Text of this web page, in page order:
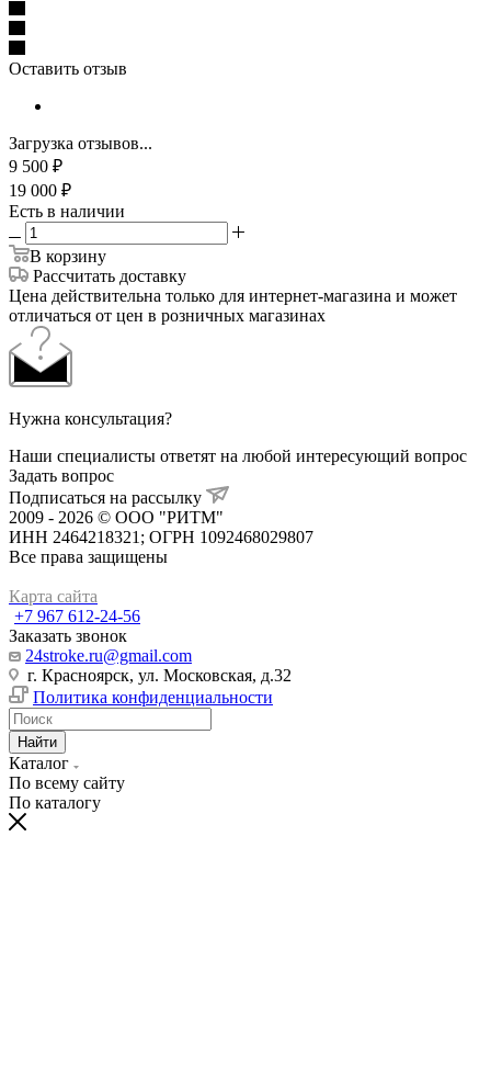
Оставить отзыв
Загрузка отзывов...
9 500 ₽
19 000 ₽
Есть в наличии
В корзину
Рассчитать доставку
Цена действительна только для интернет-магазина и может
отличаться от цен в розничных магазинах
Нужна консультация?
Наши специалисты ответят на любой интересующий вопрос
Задать вопрос
Подписаться на рассылку
2009 - 2026 © ООО "РИТМ"
ИНН 2464218321; ОГРН 1092468029807
Все права защищены
Карта сайта
+7 967 612-24-56
Заказать звонок
24stroke.ru@gmail.com
г. Красноярск, ул. Московская, д.32
Политика конфиденциальности
Найти
Каталог
По всему сайту
По каталогу